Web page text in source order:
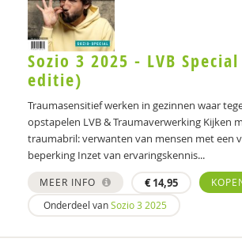
Madelon Pieper
Annette Plooy
Julia Plukaard
Albert Ponsioen
Angela Prudon
Claudia van der Put
Katrien Raemdonck
Sozio 3 2025 - LVB
editie)
Traumasensitief werken in gezinnen waar
opstapelen LVB & Traumaverwerking Kijken
traumabril: verwanten van mensen met een
beperking Inzet van ervaringskennis...
MEER INFO €14,95
Onderdeel vanSozio 3 2025